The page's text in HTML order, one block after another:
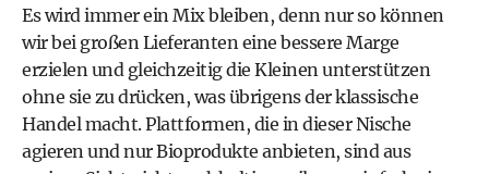
Es wird immer ein Mix bleiben, denn nur so können
wir bei großen Lieferanten eine bessere Marge
erzielen und gleichzeitig die Kleinen unterstützen
ohne sie zu drücken, was übrigens der klassische
Handel macht. Plattformen, die in dieser Nische
agieren und nur Bioprodukte anbieten, sind aus